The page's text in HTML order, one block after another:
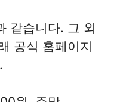
같습니다. 그 외
공식 홈페이지